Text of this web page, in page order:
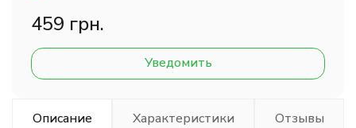
459 грн.
Уведомить
Описание Характеристики Отзывы